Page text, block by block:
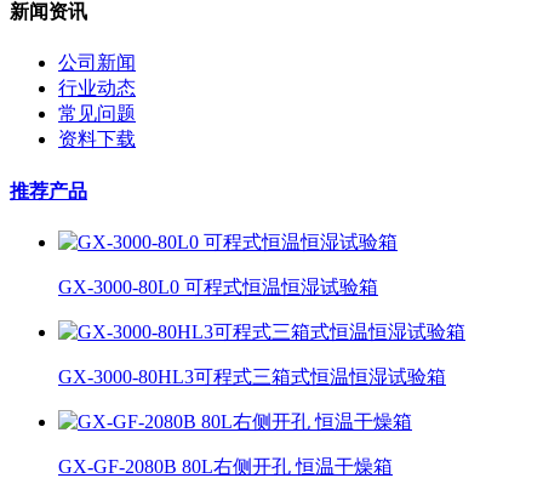
新闻资讯
公司新闻
行业动态
常见问题
资料下载
推荐产品
GX-3000-80L0 可程式恒温恒湿试验箱
GX-3000-80HL3可程式三箱式恒温恒湿试验箱
GX-GF-2080B 80L右侧开孔 恒温干燥箱